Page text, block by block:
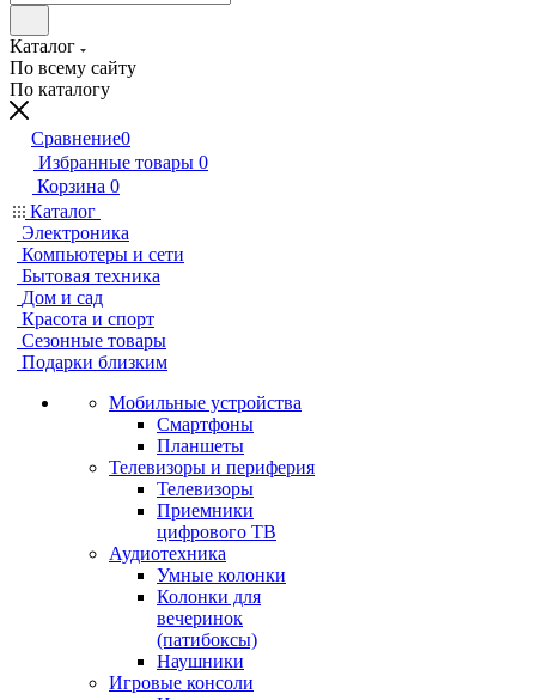
Каталог
По всему сайту
По каталогу
Сравнение0
Избранные товары 0
Корзина 0
Каталог
Электроника
Компьютеры и сети
Бытовая техника
Дом и сад
Красота и спорт
Сезонные товары
Подарки близким
Мобильные устройства
Смартфоны
Планшеты
Телевизоры и периферия
Телевизоры
Приемники
цифрового ТВ
Аудиотехника
Умные колонки
Колонки для
вечеринок
(патибоксы)
Наушники
Игровые консоли